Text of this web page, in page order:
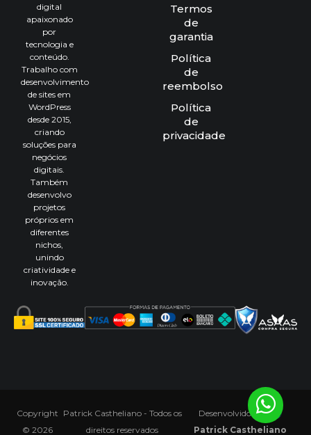
digital
apaixonado
por
tecnologia e
conteúdo.
Trabalho com
desenvolvimento
de sites em
WordPress
desde 2015,
criando
soluções para
negócios
digitais.
Também
desenvolvo
projetos
próprios em
diferentes
nichos,
unindo
criatividade e
inovação.
Termos
de
garantia
Política
de
reembolso
Política
de
privacidade
Copyright
© 2026
Patrick Castheliano - Todos os
direitos reservados
Desenvolvido por
Patrick Castheliano